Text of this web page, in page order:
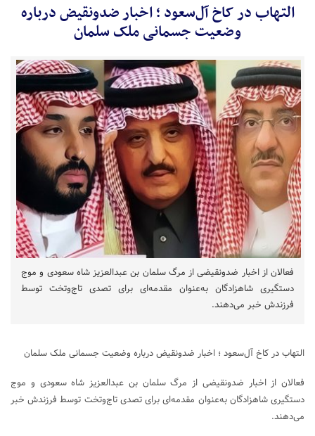
التهاب در کاخ آل‌سعود ؛ اخبار ضدونقیض درباره
وضعیت جسمانی ملک سلمان
فعالان از اخبار ضدونقیضی از مرگ سلمان بن عبدالعزیز شاه سعودی و موج
دستگیری شاهزادگان به‌عنوان مقدمه‌ای برای تصدی تاج‌وتخت توسط
فرزندش خبر می‌دهند.
التهاب در کاخ آل‌سعود ؛ اخبار ضدونقیض درباره وضعیت جسمانی ملک سلمان
فعالان از اخبار ضدونقیضی از مرگ سلمان بن عبدالعزیز شاه سعودی و موج
دستگیری شاهزادگان به‌عنوان مقدمه‌ای برای تصدی تاج‌وتخت توسط فرزندش خبر
می‌دهند.